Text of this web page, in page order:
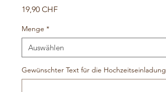
19,90 CHFPreis
Menge *
Auswählen
Gewünschter Text für die Hochzeitseinladung